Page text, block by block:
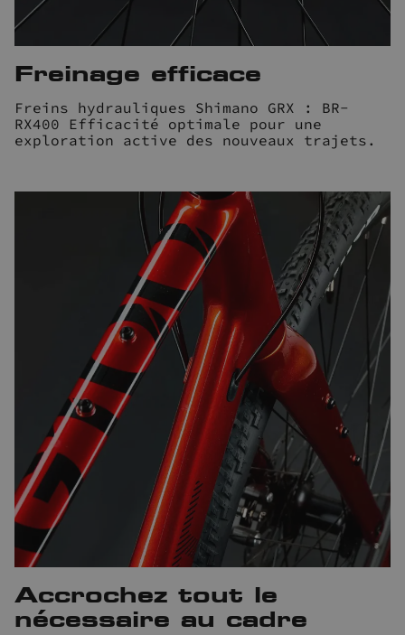
Freinage efficace
Freins hydrauliques Shimano GRX : BR-
RX400 Efficacité optimale pour une
exploration active des nouveaux trajets.
Accrochez tout le
nécessaire au cadre